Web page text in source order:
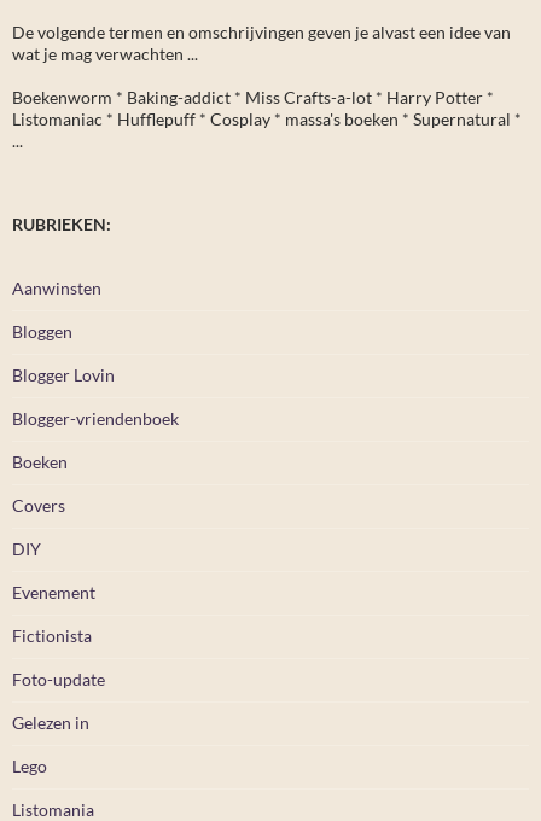
De volgende termen en omschrijvingen geven je alvast een idee van
wat je mag verwachten ...
Boekenworm * Baking-addict * Miss Crafts-a-lot * Harry Potter *
Listomaniac * Hufflepuff * Cosplay * massa's boeken * Supernatural *
...
RUBRIEKEN:
Aanwinsten
Bloggen
Blogger Lovin
Blogger-vriendenboek
Boeken
Covers
DIY
Evenement
Fictionista
Foto-update
Gelezen in
Lego
Listomania